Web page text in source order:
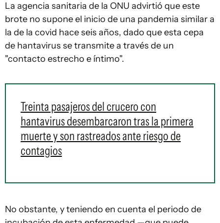
La agencia sanitaria de la ONU advirtió que este
brote no supone el inicio de una pandemia similar a
la de la covid hace seis años, dado que esta cepa
de hantavirus se transmite a través de un
"contacto estrecho e íntimo".
Treinta pasajeros del crucero con
hantavirus desembarcaron tras la primera
muerte y son rastreados ante riesgo de
contagios
No obstante, y teniendo en cuenta el periodo de